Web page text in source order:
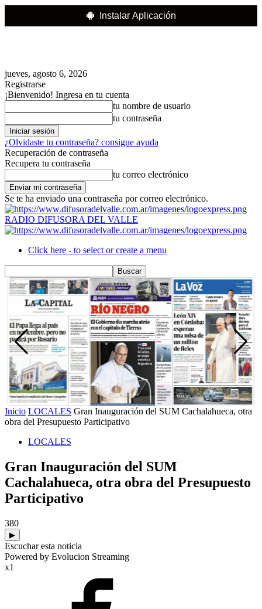
Instalar Aplicación
jueves, agosto 6, 2026
Registrarse
¡Bienvenido! Ingresa en tu cuenta
tu nombre de usuario
tu contraseña
¿Olvidaste tu contraseña? consigue ayuda
Recuperación de contraseña
Recupera tu contraseña
tu correo electrónico
Se te ha enviado una contraseña por correo electrónico.
RADIO DIFUSORA DEL VALLE
Click here - to select or create a menu
Inicio LOCALES Gran Inauguración del SUM Cachalahueca, otra
obra del Presupuesto Participativo
LOCALES
Gran Inauguración del SUM
Cachalahueca, otra obra del Presupuesto
Participativo
380
▶
Escuchar esta noticia
Powered by Evolucion Streaming
x1